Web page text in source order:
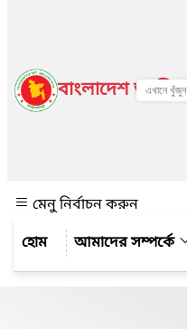
বাংলাদেশ জাতীয়
মেনু নির্বাচন করুন
আমাদের সম্পর্কে